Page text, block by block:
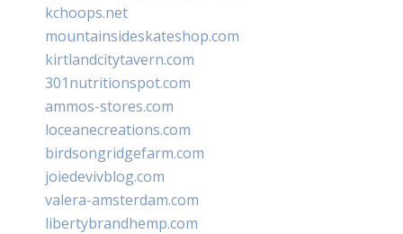
kchoops.net
mountainsideskateshop.com
kirtlandcitytavern.com
301nutritionspot.com
ammos-stores.com
loceanecreations.com
birdsongridgefarm.com
joiedevivblog.com
valera-amsterdam.com
libertybrandhemp.com